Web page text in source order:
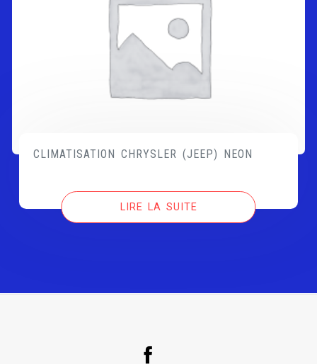
CLIMATISATION CHRYSLER (JEEP) NEON
LIRE LA SUITE